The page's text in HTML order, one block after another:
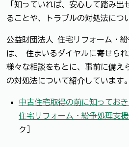
「知っていれば、安心して踏み出
ることや、トラブルの対処法につ
公益財団法人 住宅リフォーム・
は、 住まいるダイヤルに寄せら
様々な相談をもとに、事前に備え
の対処法について紹介しています。
中古住宅取得の前に知ってお
住宅リフォーム・紛争処理支援
ク］